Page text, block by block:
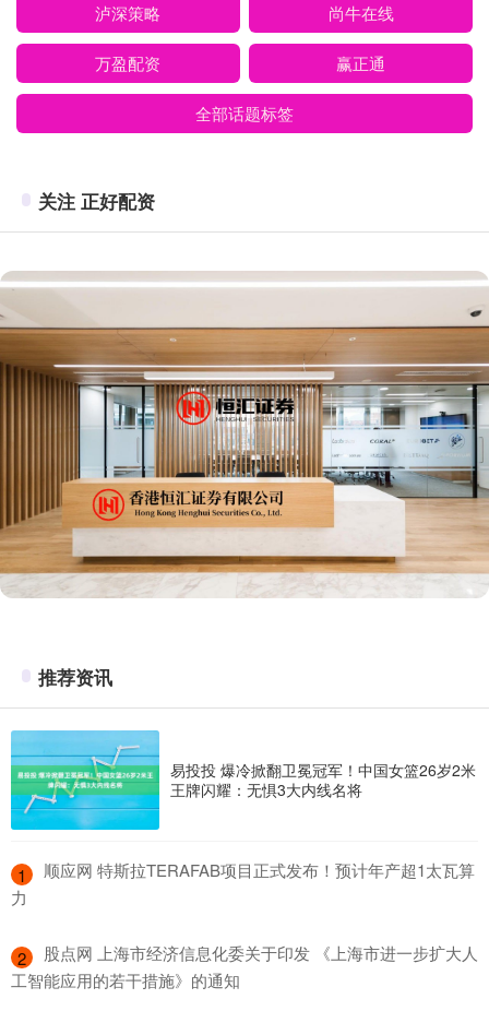
泸深策略 尚牛在线
万盈配资 赢正通
全部话题标签
关注 正好配资
推荐资讯
易投投 爆冷掀翻卫冕冠军！中国女篮26岁2米
王牌闪耀：无惧3大内线名将
1
​顺应网 特斯拉TERAFAB项目正式发布！预计年产超1太瓦算
力
2
​股点网 上海市经济信息化委关于印发 《上海市进一步扩大人
工智能应用的若干措施》的通知